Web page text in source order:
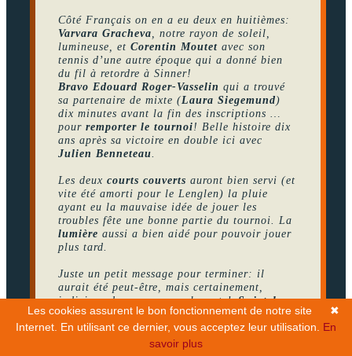
Côté Français on en a eu deux en huitièmes:
Varvara Gracheva , notre rayon de soleil,
lumineuse, etCorentin Moutet avec son
tennis d’une autre époque qui a donné bien
du fil à retordre à Sinner!
Bravo Edouard Roger-Vasselin qui a trouvé
sa partenaire de mixte (Laura Siegemund)
dix minutes avant la fin des inscriptions …
pourremporter le tournoi! Belle histoire dix
ans après sa victoire en double ici avec
Julien Benneteau
Les deuxcourts couverts auront bien servi (et
vite été amorti pour le Lenglen) la pluie
ayant eu la mauvaise idée de jouer les
troubles fête une bonne partie du tournoi. La
lumière aussi a bien aidé pour pouvoir jouer
plus tard.
Juste un petit message pour terminer: il
aurait été peut-être, mais certainement,
judicieux de programmer le matchSwiatek-
Osaka(on rappelle qu’elles sont ou ont été
n°1 ou pas ?!!) ennight session? Il a été le
de la quinzaine femmes-
✖
Les cookies assurent le bon fonctionnement de notre site
Internet. En utilisant ce dernier, vous acceptez leur utilisation. En
savoir plus